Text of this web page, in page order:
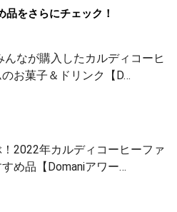
品をさらにチェック！
んなが購入したカルディコーヒ
お菓子＆ドリンク【D…
2022年カルディコーヒーファ
め品【Domaniアワー…